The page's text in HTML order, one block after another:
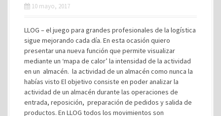
10 mayo, 2017
LLOG – el juego para grandes profesionales de la logística
sigue mejorando cada día. En esta ocasión quiero
presentar una nueva función que permite visualizar
mediante un ‘mapa de calor’ la intensidad de la actividad
en un almacén. la actividad de un almacén como nunca la
habías visto El objetivo consiste en poder analizar la
actividad de un almacén durante las operaciones de
entrada, reposición, preparación de pedidos y salida de
productos. En LLOG todos los movimientos son